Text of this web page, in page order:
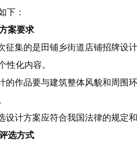
下：
案要求
集的是田铺乡街道店铺招牌设
性化内容。
作品要与建筑整体风貌和周围
计方案应符合我国法律的规定
选方式